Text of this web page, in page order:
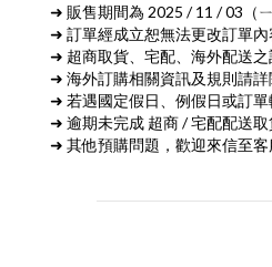
➜ 販售期間為 2025 / 11 / 03（ㄧ
➜ 訂單經成立恕無法更改訂單內
➜ 超商取貨、宅配、海外配送之
➜ 海外訂購相關資訊及規則請詳
➜ 若遇國定假日、例假日或訂單
➜ 逾期未完成 超商 / 宅配配送
➜ 其他預購問題，歡迎來信至客